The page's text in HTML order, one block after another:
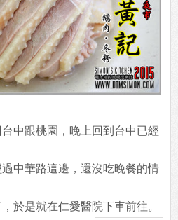
中跟桃園，晚上回到台中已經
中華路這邊，還沒吃晚餐的情
於是就在仁愛醫院下車前往。